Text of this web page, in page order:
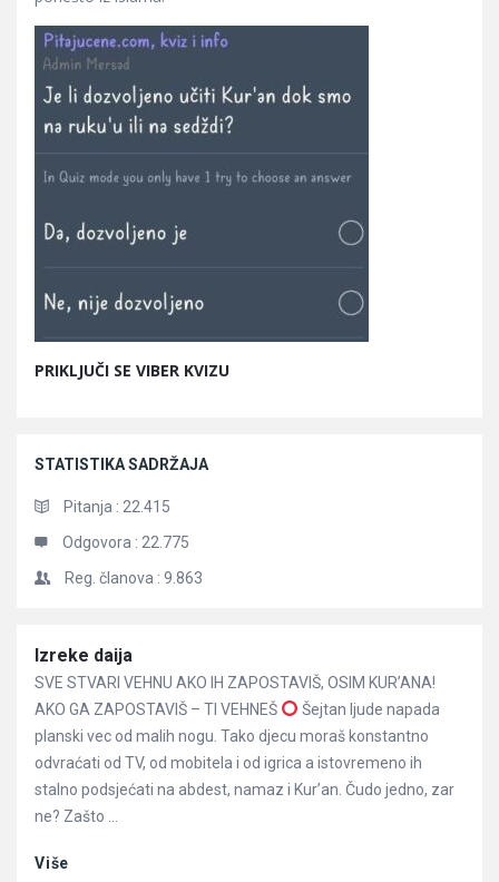
PRIKLJUČI SE VIBER KVIZU
STATISTIKA SADRŽAJA
Pitanja : 22.415
Odgovora : 22.775
Reg. članova : 9.863
Članci
Izreke daija
SVE STVARI VEHNU AKO IH ZAPOSTAVIŠ, OSIM KUR’ANA!
AKO GA ZAPOSTAVIŠ – TI VEHNEŠ
Šejtan ljude napada
planski vec od malih nogu. Tako djecu moraš konstantno
odvraćati od TV, od mobitela i od igrica a istovremeno ih
stalno podsjećati na abdest, namaz i Kur’an. Čudo jedno, zar
ne? Zašto ...
Više